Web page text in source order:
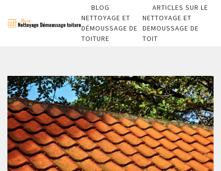
BLOG
NETTOYAGE ET
DÉMOUSSAGE DE
TOITURE
ARTICLES SUR LE
NETTOYAGE ET
DEMOUSSAGE DE
TOIT